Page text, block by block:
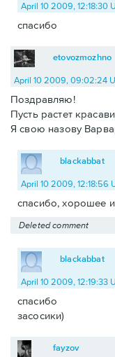
April 10 2009, 12:18:30
спасибо
etovozmozhno
April 10 2009, 09:02:24
Поздравляю!
Пусть растет
Я свою назову
blackabbat
April 10 2009, 12:18:56
спасибо, хорошее
Deleted comment
blackabbat
April 10 2009, 12:19:33
спасибо
засосики)
fayzov